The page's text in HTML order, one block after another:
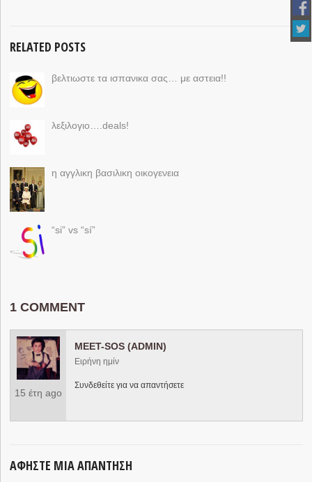
RELATED POSTS
βελτιωστε τα ισπανικα σας… με αστεια!!
λεξιλογιο….deals!
η αγγλικη βασιλικη οικογενεια
“si” vs “sí”
1 COMMENT
15 έτη ago
MEET-SOS (ADMIN)
Ειρήνη ημίν
Συνδεθείτε για να απαντήσετε
ΑΦΉΣΤΕ ΜΙΑ ΑΠΆΝΤΗΣΗ